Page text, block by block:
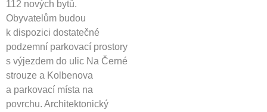
112 nových bytů.
Obyvatelům budou
k dispozici dostatečné
podzemní parkovací prostory
s výjezdem do ulic Na Černé
strouze a Kolbenova
a parkovací místa na
povrchu. Architektonický